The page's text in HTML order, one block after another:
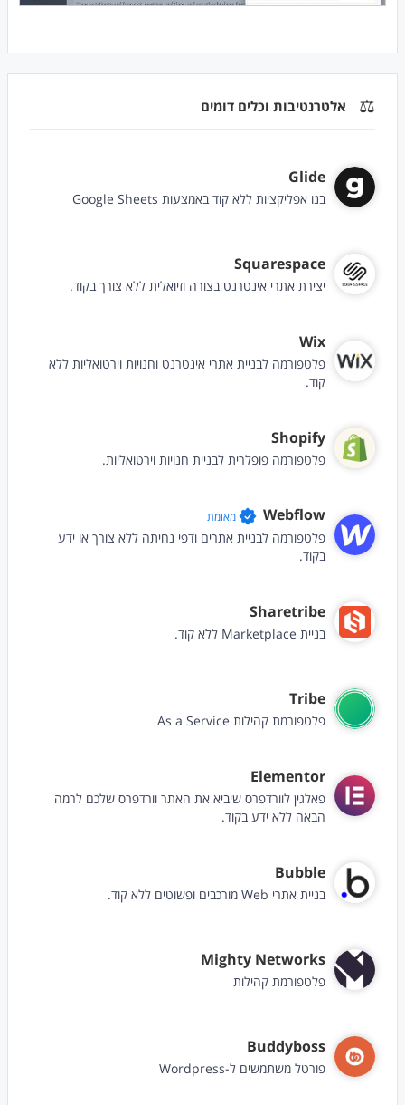
⚖️ אלטרנטיבות וכלים דומים
Glide
בנו אפליקציות ללא קוד באמצעות Google Sheets
Squarespace
יצירת אתרי אינטרנט בצורה וזיואלית ללא צורך בקוד.
Wix
פלטפורמה לבניית אתרי אינטרנט וחנויות וירטואליות ללא
קוד.
Shopify
פלטפורמה פופלרית לבניית חנויות וירטואליות.
Webflow מאומת
פלטפורמה לבניית אתרים ודפי נחיתה ללא צורך או ידע
בקוד.
Sharetribe
בניית Marketplace ללא קוד.
Tribe
פלטפורמת קהילות As a Service
Elementor
פאלגין לוורדפרס שיביא את האתר וורדפרס שלכם לרמה
הבאה ללא ידע בקוד.
Bubble
בניית אתרי Web מורכבים ופשוטים ללא קוד.
Mighty Networks
פלטפורמת קהילות
Buddyboss
פורטל משתמשים ל-Wordpress